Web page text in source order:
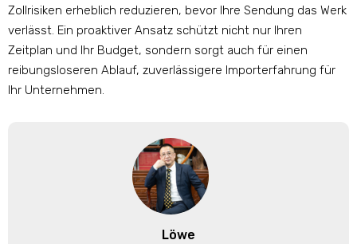
Zollrisiken erheblich reduzieren, bevor Ihre Sendung das Werk
verlässt. Ein proaktiver Ansatz schützt nicht nur Ihren
Zeitplan und Ihr Budget, sondern sorgt auch für einen
reibungsloseren Ablauf, zuverlässigere Importerfahrung für
Ihr Unternehmen.
Löwe